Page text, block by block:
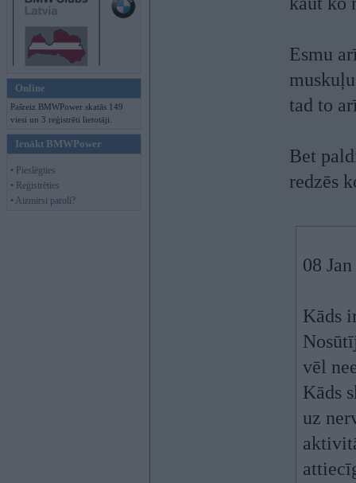
Online
Pašreiz BMWPower skatās 149
viesi un 3 reģistrēti lietotāji.
Ienākt BMWPower
• Pieslēgties
• Reģistrēties
• Aizmirsi paroli?
Esmu
tad to
Bet
redzēs
08
Kāds
vēl
Kāds
uz